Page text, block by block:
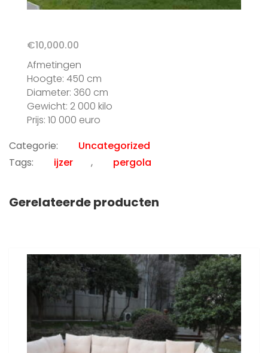
€10,000.00
Afmetingen
Hoogte: 450 cm
Diameter: 360 cm
Gewicht: 2 000 kilo
Prijs: 10 000 euro
Categorie:
Uncategorized
Tags:
ijzer , pergola
Gerelateerde producten